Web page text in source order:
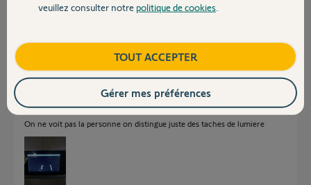
Contact
il y a plus de 5 ans
On ne voit pas la personne on distingue juste des taches de lumiere
veuillez consulter notre politique de cookies
TOUT ACCEPTER
Gérer mes préférences